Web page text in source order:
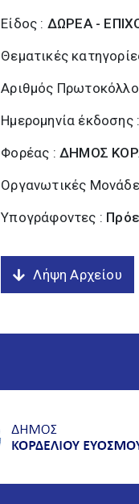
Είδος : ΔΩΡΕΑ -
Θεματικές
Αριθμός
Ημερομηνία έκδοσης :
Φορέας :ΔΗΜΟΣ
Οργανωτικές
Υπογράφοντες :
Λήψη Αρχείου